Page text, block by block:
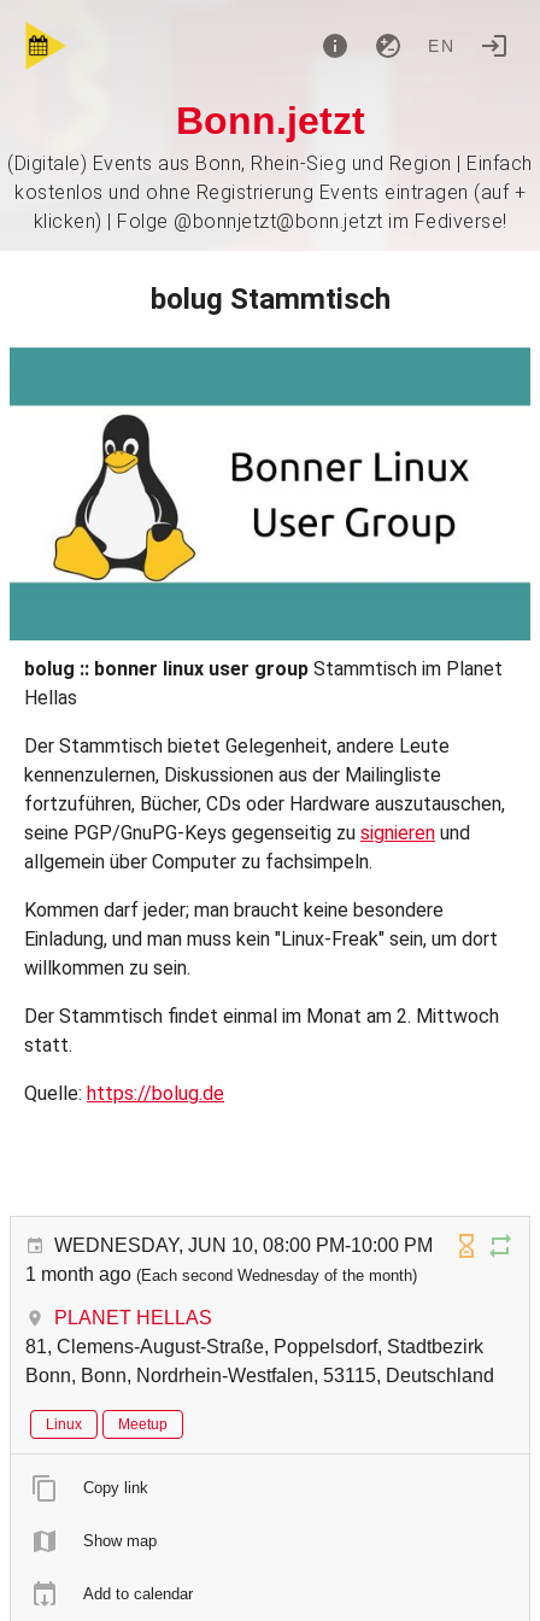
EN
Bonn.jetzt
(Digitale) Events aus Bonn, Rhein-Sieg und Region | Einfach
kostenlos und ohne Registrierung Events eintragen (auf +
klicken) | Folge @bonnjetzt@bonn.jetzt im Fediverse!
bolug Stammtisch
bolug :: bonner linux user group Stammtisch im Planet
Hellas
Der Stammtisch bietet Gelegenheit, andere Leute
kennenzulernen, Diskussionen aus der Mailingliste
fortzuführen, Bücher, CDs oder Hardware auszutauschen,
seine PGP/GnuPG-Keys gegenseitig zu signieren und
allgemein über Computer zu fachsimpeln.
Kommen darf jeder; man braucht keine besondere
Einladung, und man muss kein "Linux-Freak" sein, um dort
willkommen zu sein.
Der Stammtisch findet einmal im Monat am 2. Mittwoch
statt.
Quelle: https://bolug.de
WEDNESDAY, JUN 10, 08:00 PM-10:00 PM
1 month ago (Each second Wednesday of the month)
PLANET HELLAS
81, Clemens-August-Straße, Poppelsdorf, Stadtbezirk
Bonn, Bonn, Nordrhein-Westfalen, 53115, Deutschland
Linux Meetup
Copy link
Show map
Add to calendar